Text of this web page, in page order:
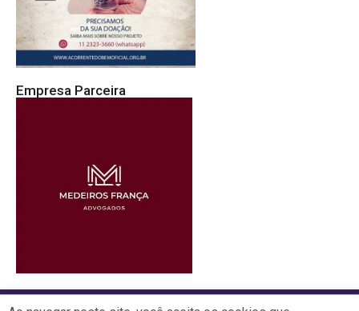
Empresa Parceira
R. Alexandre Benois, 13 A Vila Andrade - São Paulo - SP